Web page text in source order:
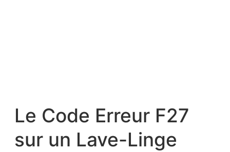
Le Code Erreur F27
sur un Lave-Linge